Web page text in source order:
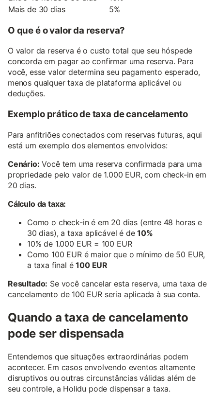
Mais de 30 dias
5%
O que é o valor da reserva?
O valor da reserva é o custo total que seu hóspede
concorda em pagar ao confirmar uma reserva. Para
você, esse valor determina seu pagamento esperado,
menos qualquer taxa de plataforma aplicável ou
deduções.
Exemplo prático de taxa de cancelamento
Para anfitriões conectados com reservas futuras, aqui
está um exemplo dos elementos envolvidos:
Cenário: Você tem uma reserva confirmada para uma
propriedade pelo valor de 1.000 EUR, com check-in em
20 dias.
Cálculo da taxa:
Como o check-in é em 20 dias (entre 48 horas e
30 dias), a taxa aplicável é de10%
10% de 1.000 EUR = 100 EUR
Como 100 EUR é maior que o mínimo de 50 EUR,
a taxa final é100 EUR
Resultado: Se você cancelar esta reserva, uma taxa de
cancelamento de 100 EUR seria aplicada à sua conta.
Quando a taxa de cancelamento
pode ser dispensada
Entendemos que situações extraordinárias podem
acontecer. Em casos envolvendo eventos altamente
disruptivos ou outras circunstâncias válidas além de
seu controle, a Holidu pode dispensar a taxa.